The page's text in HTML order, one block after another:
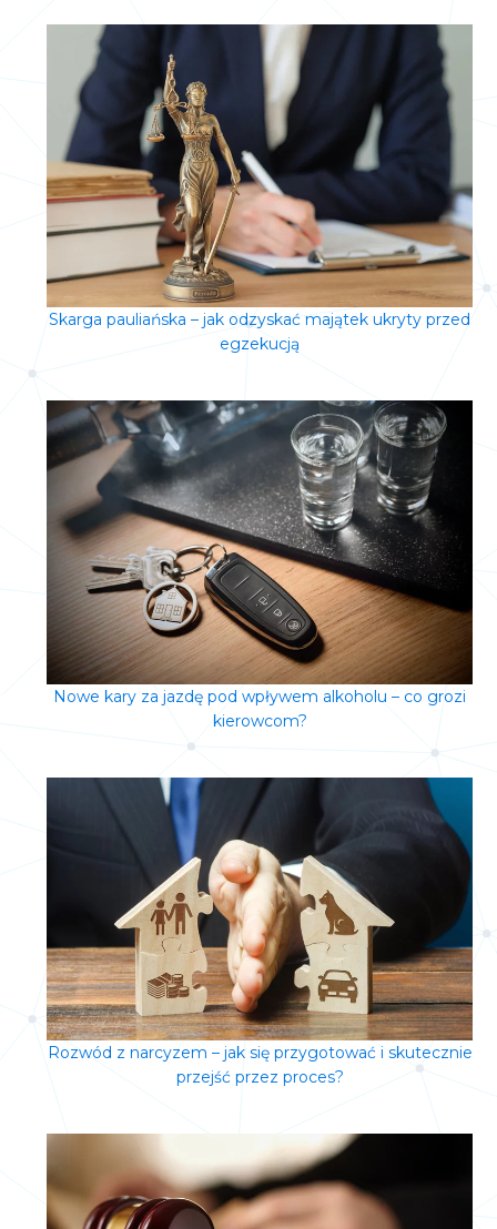
Skarga pauliańska – jak odzyskać majątek ukryty przed
egzekucją
Nowe kary za jazdę pod wpływem alkoholu – co grozi
kierowcom?
Rozwód z narcyzem – jak się przygotować i skutecznie
przejść przez proces?